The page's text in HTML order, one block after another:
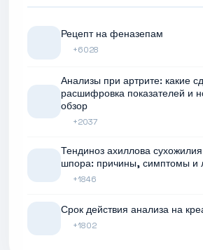
Рецепт на феназепам
+6028
Анализы при артрите: какие
расшифровка показателей и
обзор
+2037
Тендиноз ахиллова
шпора: причины, симптомы и
+1846
Срок действия анализа на
+1802